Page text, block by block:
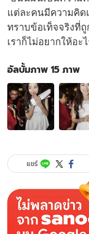
แต่ละคนมีความคิด
ทราบข้อเท็จจริงที่
เราก็ไม่อยากให้อะ
อัลบั้มภาพ 15 ภาพ
อัลบั้ม
ภาพ
15
ภาพ
ของ
เค้ก
เขม
ไม่
ย้าย
บ้าน
หลัง
แชร์